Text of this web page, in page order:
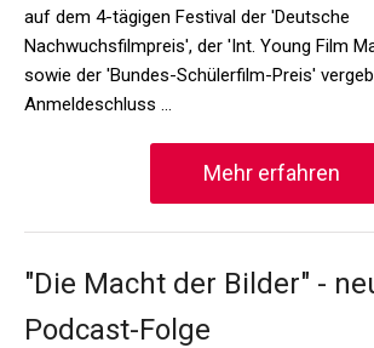
auf dem 4-tägigen Festival der 'Deutsche
Nachwuchsfilmpreis', der 'Int. Young Film
sowie der 'Bundes-Schülerfilm-Preis'
Anmeldeschluss …
Mehr erfahren
"Die Macht der Bilder" -
Podcast-Folge